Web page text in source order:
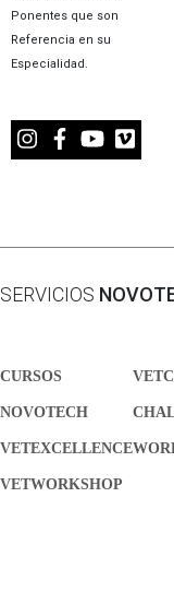
Ponentes que son
Referencia en su
Especialidad.
SERVICIOS
CURSOS
NOVOTECH
VETEXCELLENCE
VETWORKSHOP